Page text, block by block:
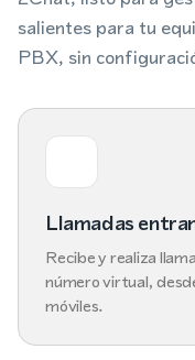
salientes para tu
PBX, sin
Llamadas
Recibe y realiza
número virtual,
móviles.